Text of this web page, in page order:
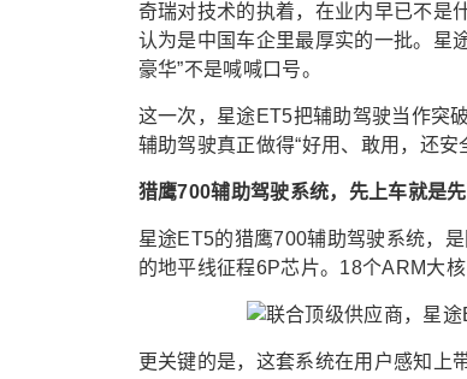
奇瑞对技术的执着，在业内早已不是
认为是中国车企里最厚实的一批。星
豪华”不是喊喊口号。
这一次，星途ET5把辅助驾驶当作突
辅助驾驶真正做得“好用、敢用，还安
猎鹰700辅助驾驶系统，先上车就是
星途ET5的猎鹰700辅助驾驶系统，
的地平线征程6P芯片。18个ARM大
更关键的是，这套系统在用户感知上